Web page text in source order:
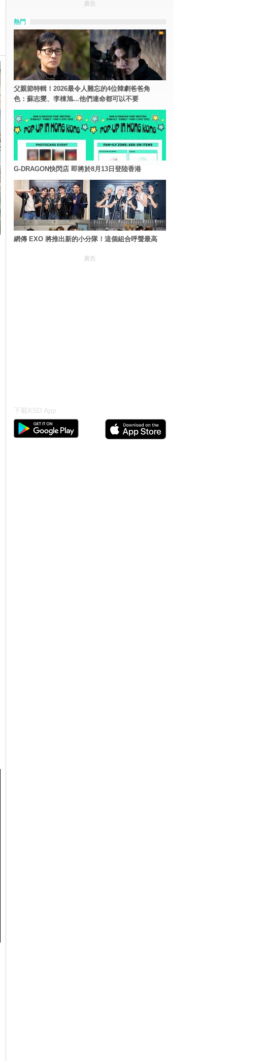
廣告
熱門
父親節特輯！2026最令人難忘的4位韓劇爸爸角
色：蘇志燮、李棟旭...他們連命都可以不要
G-DRAGON快閃店 即將於8月13日登陸香港
網傳 EXO 將推出新的小分隊！這個組合呼聲最高
廣告
下載KSD App